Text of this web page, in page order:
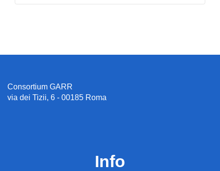
Consortium GARR
via dei Tizii, 6 - 00185 Roma
Info